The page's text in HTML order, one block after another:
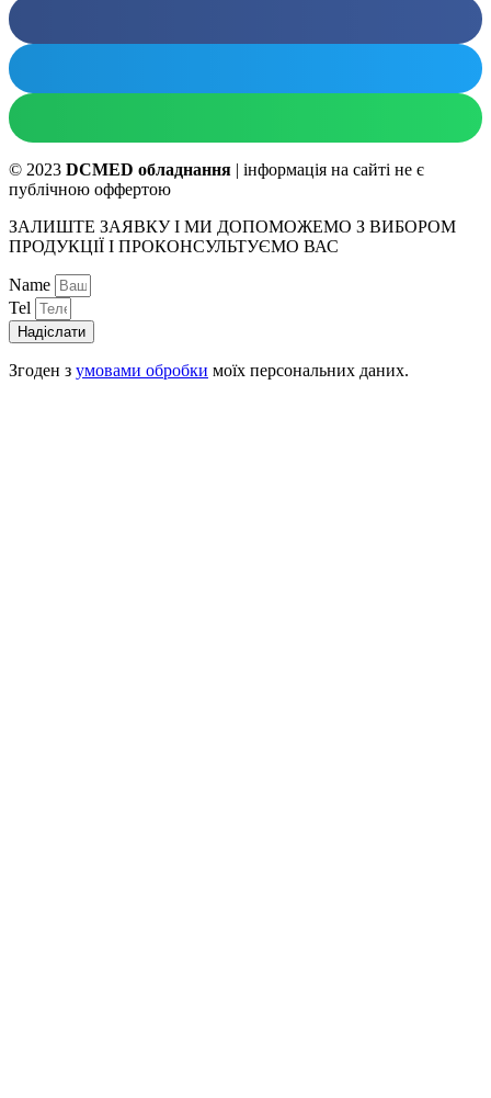
© 2023 DCMED обладнання | інформація на сайті не є
публічною оффертою
ЗАЛИШТЕ ЗАЯВКУ І МИ ДОПОМОЖЕМО З ВИБОРОМ
ПРОДУКЦІЇ І ПРОКОНСУЛЬТУЄМО ВАС
Name
Tel
Надіслати
Згоден з умовами обробки моїх персональних даних.